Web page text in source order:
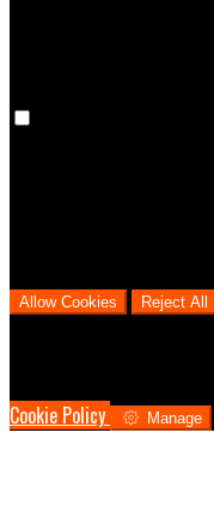
Allow Cookies Reject All
Cookie Policy
Manage